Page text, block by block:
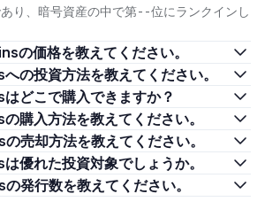
り、暗号資産の中で第--位にランクインし
の価格を教えてください。
への投資方法を教えてください。
はどこで購入できますか？
の購入方法を教えてください。
の売却方法を教えてください。
は優れた投資対象でしょうか。
の発行数を教えてください。